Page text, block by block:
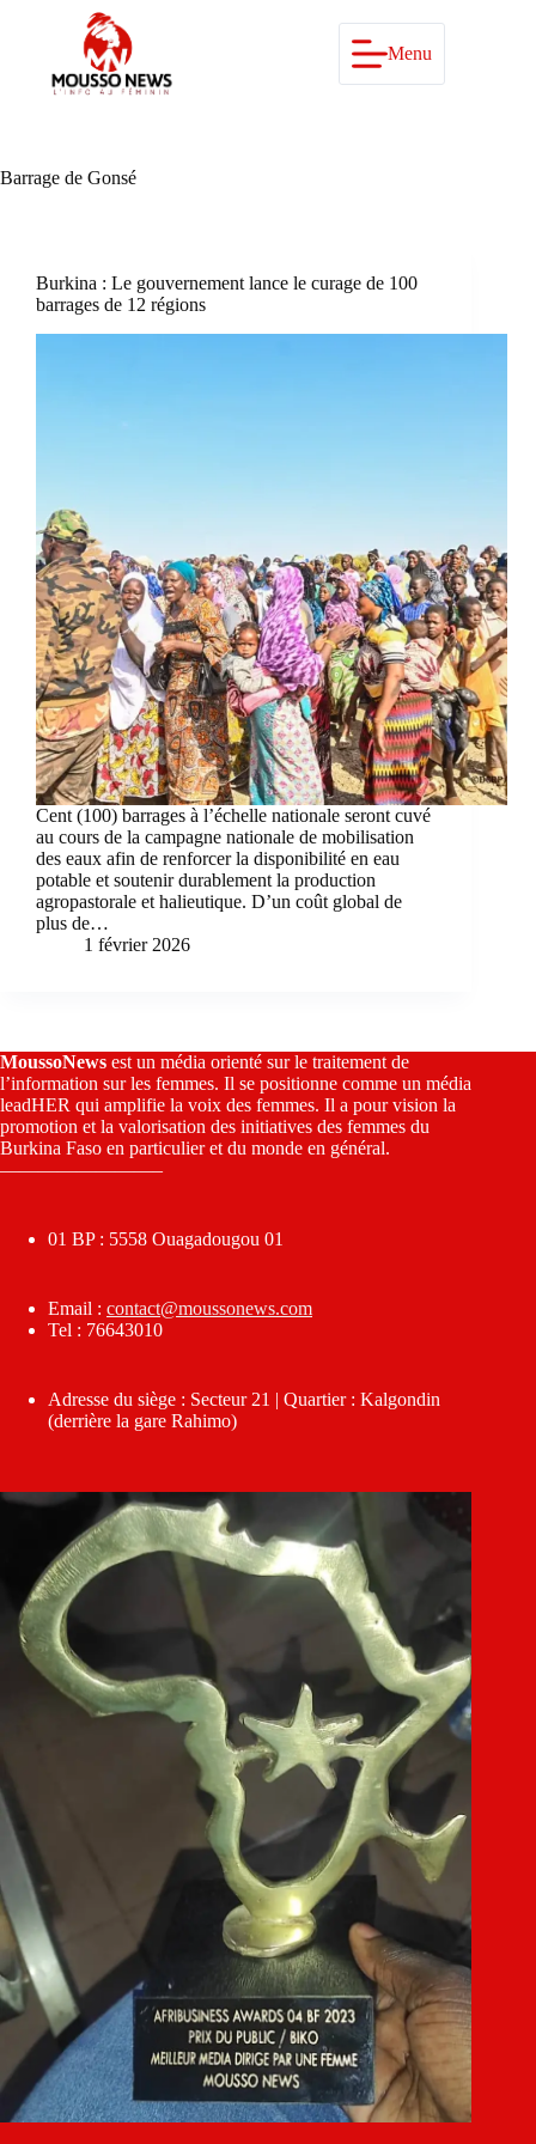
Menu
Barrage de Gonsé
Burkina : Le gouvernement lance le curage de 100
barrages de 12 régions
Cent (100) barrages à l’échelle nationale seront cuvé
au cours de la campagne nationale de mobilisation
des eaux afin de renforcer la disponibilité en eau
potable et soutenir durablement la production
agropastorale et halieutique. D’un coût global de
plus de…
1 février 2026
MoussoNews est un média orienté sur le traitement de
l’information sur les femmes. Il se positionne comme un média
leadHER qui amplifie la voix des femmes. Il a pour vision la
promotion et la valorisation des initiatives des femmes du
Burkina Faso en particulier et du monde en général.
————————–
01 BP : 5558 Ouagadougou 01
Email : contact@moussonews.com
Tel : 76643010
Adresse du siège : Secteur 21 | Quartier : Kalgondin
(derrière la gare Rahimo)